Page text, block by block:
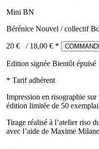
Mini BN
Bérénice Nouvel / collectif
20 € / 18,00 € *
Edition signée Bientôt épuisé
* Tarif adhérent
Impression en risographie
édition limitée de 50
Tirage réalisé à l’atelier riso
avec l’aide de Maxime